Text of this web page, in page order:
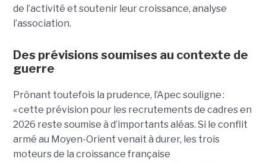
de l’activité et soutenir leur croissance, analyse
l’association.
Des prévisions soumises au contexte de
guerre
Prônant toutefois la prudence, l’Apec souligne :
« cette prévision pour les recrutements de cadres en
2026 reste soumise à d’importants aléas. Si le conflit
armé au Moyen-Orient venait à durer, les trois
moteurs de la croissance française